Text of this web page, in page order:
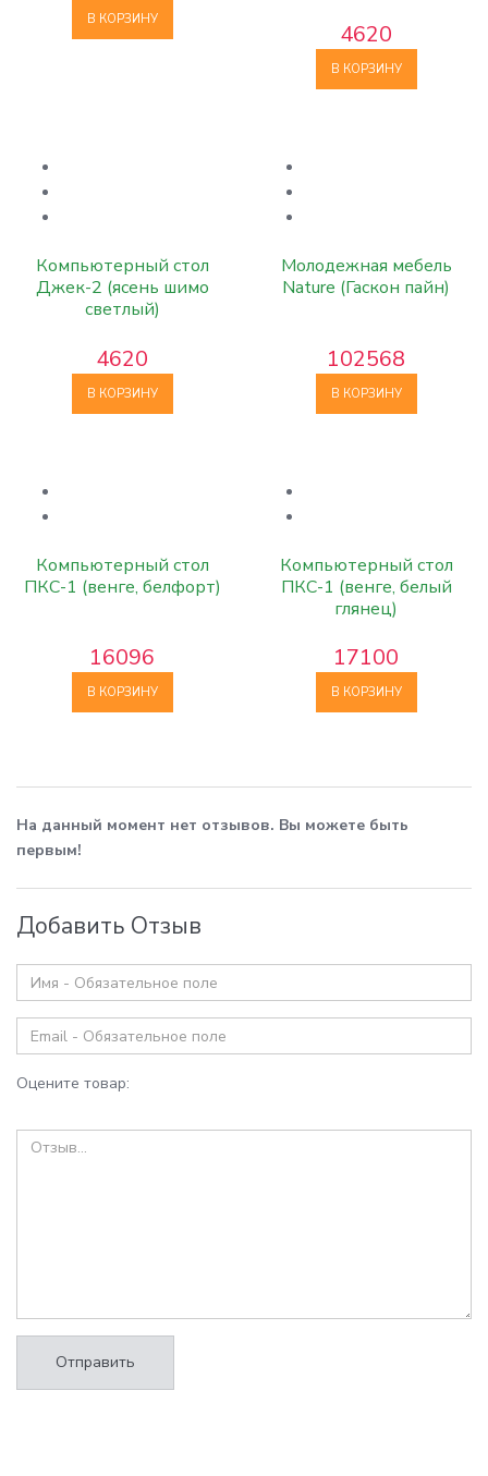
В КОРЗИНУ
4620
В КОРЗИНУ
Компьютерный стол
Джек-2 (ясень шимо
светлый)
4620
В КОРЗИНУ
Молодежная мебель
Nature (Гаскон пайн)
102568
В КОРЗИНУ
Компьютерный стол
ПКС-1 (венге, белфорт)
16096
В КОРЗИНУ
Компьютерный стол
ПКС-1 (венге, белый
глянец)
17100
В КОРЗИНУ
На данный момент нет отзывов. Вы можете быть
первым!
Добавить Отзыв
Оцените товар:
Отправить